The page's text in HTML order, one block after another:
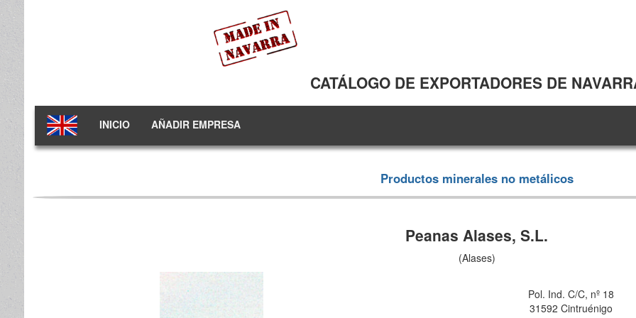
CATÁLOGO DE EXPORTADORES DE
INICIO AÑADIR EMPRESA
Productos minerales no metálicos
Peanas Alases, S.L.
(Alases)
Pol. Ind. C/C, nº 18
31592 Cintruénigo